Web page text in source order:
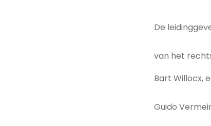
De
van het
Bart Willocx,
Guido